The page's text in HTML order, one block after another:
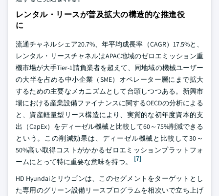
レンタル・リースが普及拡大の構造的な推進役
に
流通チャネルシェア20.7%、年平均成長率（CAGR）17.5%と、
レンタル・リースチャネルはAPAC地域のゼロエミッション重
機市場が大手Tier-1請負業者を超えて、同地域の機械ユーザー
の大半を占める中小企業（SME）オペレーター層にまで拡大
するための主要なメカニズムとして台頭しつつある。新興市
場における産業設備ファイナンスに関するOECDの分析による
と、資産軽量型リース構造により、実質的な初年度資本的支
出（CapEx）をディーゼル機械と比較して60～75%削減できる
という。この削減効果は、ディーゼル機械と比較して30～
50%高い取得コストがかかるゼロエミッションプラットフォ
ームにとって特に重要な意味を持つ。
[7]
HD Hyundaiとリウゴンは、このセグメントをターゲットとし
た専用のグリーン設備リースプログラムを相次いで立ち上げ